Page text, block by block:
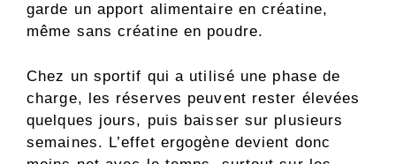
garde un apport alimentaire en créatine,
même sans créatine en poudre.
Chez un sportif qui a utilisé une phase de
charge, les réserves peuvent rester élevées
quelques jours, puis baisser sur plusieurs
semaines. L’effet ergogène devient donc